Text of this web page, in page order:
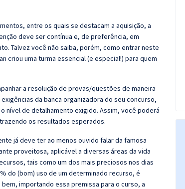
entre os quais se destacam a aquisição, a
deve ser contínua e, de preferência, em
Talvez você não saiba, porém, como entrar neste
criou uma turma essencial (e especial!) para quem
a resolução de provas/questões de maneira
da banca organizadora do seu concurso,
nível de detalhamento exigido. Assim, você poderá
os resultados esperados.
já deve ter ao menos ouvido falar da famosa
proveitosa, aplicável a diversas áreas da vida
tais como um dos mais preciosos nos dias
do (bom) uso de um determinado recurso, é
importando essa premissa para o curso, a